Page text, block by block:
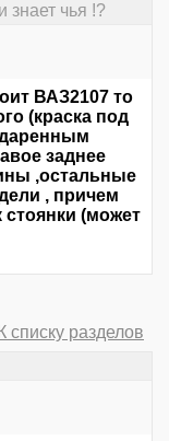
знает чья !?
ВАЗ2107 то
(краска под
заднее
,остальные
, причем
стоянки (может
К списку разделов